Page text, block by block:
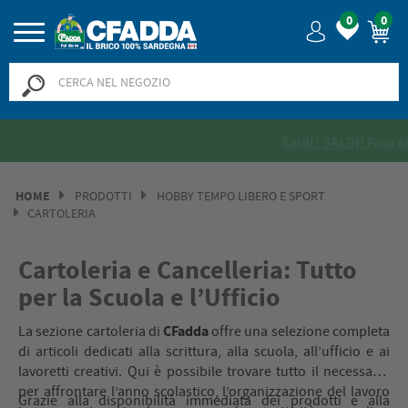
0 0
HOME PRODOTTI
HOBBY TEMPO LIBERO E SPORT
CARTOLERIA
Cartoleria e Cancelleria: Tutto
per la Scuola e l’Ufficio
La sezione cartoleria di CFadda offre una selezione completa
di articoli dedicati alla scrittura, alla scuola, all’ufficio e ai
lavoretti creativi. Qui è possibile trovare tutto il necessario
per affrontare l’anno scolastico, l’organizzazione del lavoro
Grazie alla disponibilità immediata dei prodotti e alla